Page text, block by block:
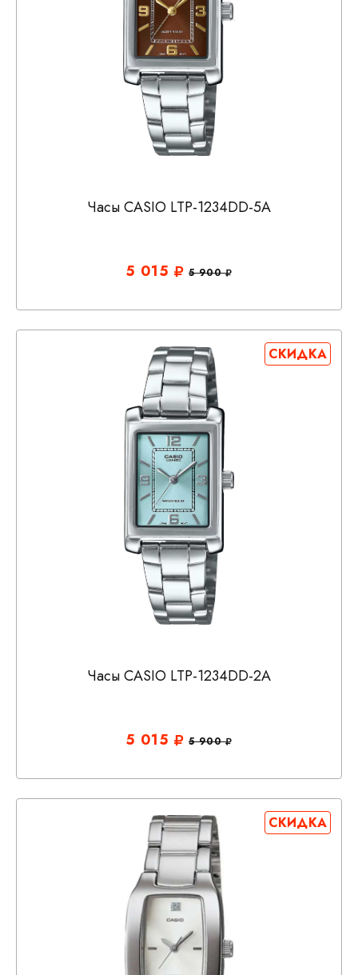
Часы CASIO LTP-1234DD-5A
5 015 5 900
СКИДКА
Часы CASIO LTP-1234DD-2A
5 015 5 900
СКИДКА